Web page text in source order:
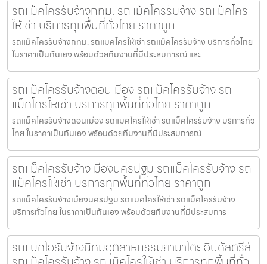
รถแม็คโครรับจ้างกทม. รถแม็คโครรับจ้าง รถแม็คโคร
ให้เช่า บริการทุกพื้นที่ทั่วไทย ราคาถูก
รถแม็คโครรับจ้างกทม. รถแมคโครให้เช่า รถแม็คโครรับจ้าง บริการทั่วไทย
ในราคาเป็นกันเอง พร้อมด้วยทีมงานที่มีประสบการณ์ และ
รถแม็คโครรับจ้างดอนเมือง รถแม็คโครรับจ้าง รถ
แม็คโครให้เช่า บริการทุกพื้นที่ทั่วไทย ราคาถูก
รถแม็คโครรับจ้างดอนเมือง รถแมคโครให้เช่า รถแม็คโครรับจ้าง บริการทั่ว
ไทย ในราคาเป็นกันเอง พร้อมด้วยทีมงานที่มีประสบการณ์
รถแม็คโครรับจ้างเมืองนครปฐม รถแม็คโครรับจ้าง รถ
แม็คโครให้เช่า บริการทุกพื้นที่ทั่วไทย ราคาถูก
รถแม็คโครรับจ้างเมืองนครปฐม รถแมคโครให้เช่า รถแม็คโครรับจ้าง
บริการทั่วไทย ในราคาเป็นกันเอง พร้อมด้วยทีมงานที่มีประสบการ
รถแบคโฮรับจ้างนิคมอุตสาหกรรมยามาโตะ อินดัสตรีส์